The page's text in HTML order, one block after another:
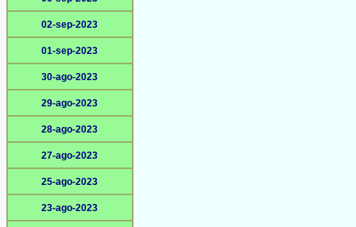
02-sep-2023
01-sep-2023
30-ago-2023
29-ago-2023
28-ago-2023
27-ago-2023
25-ago-2023
23-ago-2023